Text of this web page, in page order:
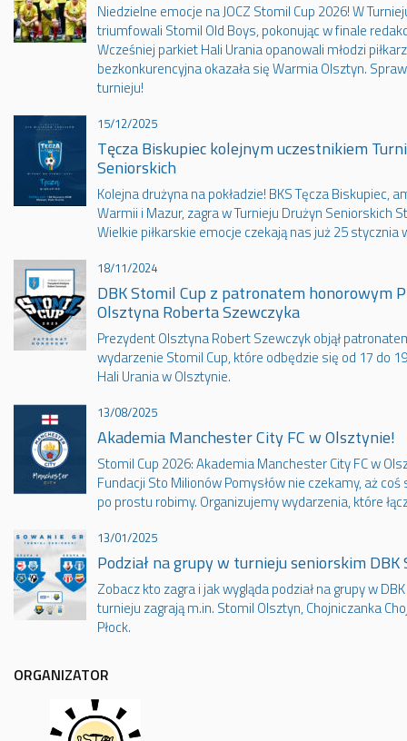
Niedzielne emocje na JOCZ Stomil Cup 2026! W
triumfowali Stomil Old Boys, pokonując w finale
Wcześniej parkiet Hali Urania opanowali młodzi
bezkonkurencyjna okazała się Warmia Olsztyn.
turnieju!
15/12/2025
Tęcza Biskupiec kolejnym uczestnikiem
Seniorskich
Kolejna drużyna na pokładzie! BKS Tęcza Biskupiec,
Warmii i Mazur, zagra w Turnieju Drużyn Seniorskich
Wielkie piłkarskie emocje czekają nas już 25 stycznia
18/11/2024
DBK Stomil Cup z patronatem honorowym
Olsztyna Roberta Szewczyka
Prezydent Olsztyna Robert Szewczyk objął
wydarzenie Stomil Cup, które odbędzie się od 17 do
Hali Urania w Olsztynie.
13/08/2025
Akademia Manchester City FC w Olsztynie!
Stomil Cup 2026: Akademia Manchester City FC w
Fundacji Sto Milionów Pomysłów nie czekamy, aż
po prostu robimy. Organizujemy wydarzenia, które
13/01/2025
Podział na grupy w turnieju seniorskim
Zobacz kto zagra i jak wygląda podział na grupy w
turnieju zagrają m.in. Stomil Olsztyn, Chojniczanka
Płock.
ORGANIZATOR